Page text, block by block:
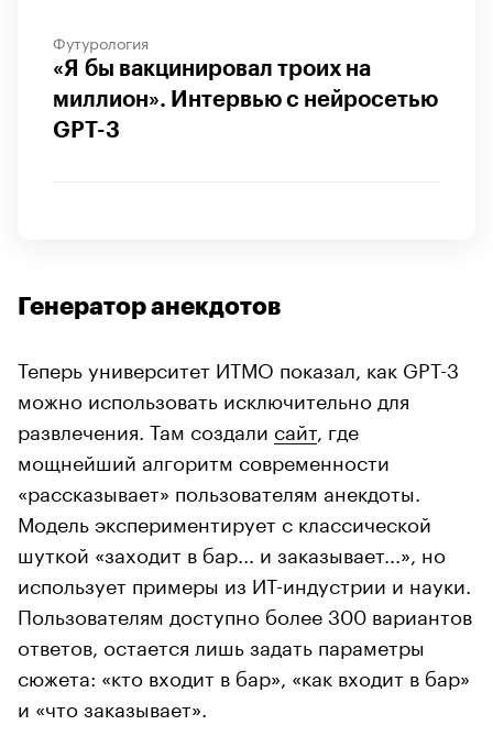
Футурология
«Я бы вакцинировал троих на
миллион». Интервью с нейросетью
GPT-3
Генератор анекдотов
Теперь университет ИТМО показал, как GPT-3
можно использовать исключительно для
развлечения. Там создали сайт, где
мощнейший алгоритм современности
«рассказывает» пользователям анекдоты.
Модель экспериментирует с классической
шуткой «заходит в бар... и заказывает...», но
использует примеры из ИТ-индустрии и науки.
Пользователям доступно более 300 вариантов
ответов, остается лишь задать параметры
сюжета: «кто входит в бар», «как входит в бар»
и «что заказывает».